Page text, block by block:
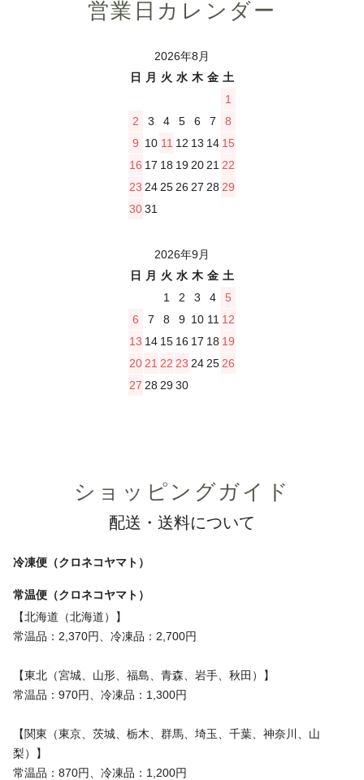
営業日カレンダー
2026年8月
日
月 火 水 木 金 土
1
2
3 4 5 6 7
8
9 10 11 12 13 14 15
16 17 18 19 20 21 22
23 24 25 26 27 28 29
3031
2026年9月
日
月 火 水 木 金 土
1
2 3 4
5
6
7 8 9 10 11 12
13 14 15 16 17 18 19
20 21 22 23 24 25 26
27 28 2930
ショッピングガイド
配送・送料について
冷凍便（クロネコヤマト）
常温便（クロネコヤマト）
【北海道（北海道）】
常温品：2,370円、冷凍品：2,700円
【東北（宮城、山形、福島、青森、岩手、秋田）】
常温品：970円、冷凍品：1,300円
【関東（東京、茨城、栃木、群馬、埼玉、千葉、神奈川、山
梨）】
常温品：870円、冷凍品：1,200円